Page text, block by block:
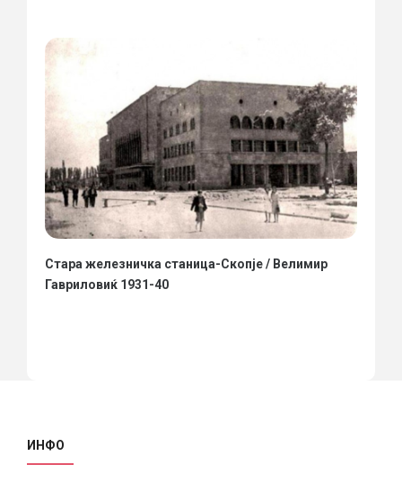
Стара железничка станица-Скопје / Велимир
Гавриловиќ 1931-40
ИНФО